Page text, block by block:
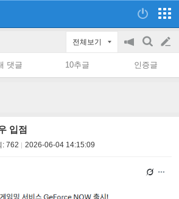
전체보기
공
on/off
검
색
글
쓰
댓글 10추글 인증글
입점
: 762 2026-06-04 14:15:09